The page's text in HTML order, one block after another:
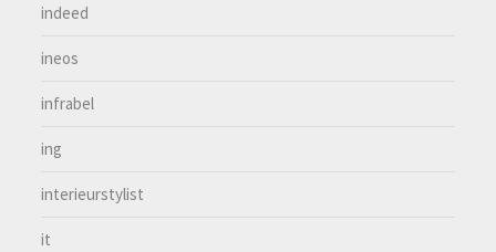
indeed
ineos
infrabel
ing
interieurstylist
it